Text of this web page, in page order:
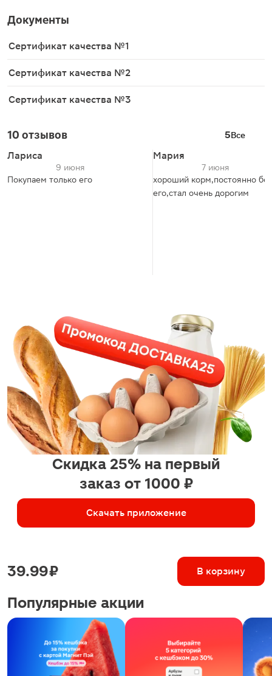
Документы
Сертификат качества №1
Сертификат качества №2
Сертификат качества №3
10 отзывов 5Все
Лариса
9 июня
Покупаем только его
Мария
7 июня
хороший корм,постоянно
его,стал очень дорогим
Скидка 25% на первый
заказ от 1000 ₽
Скачать приложение
39.99 ₽ В корзину
Популярные акции